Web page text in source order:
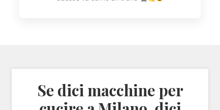
Se dici macchine per